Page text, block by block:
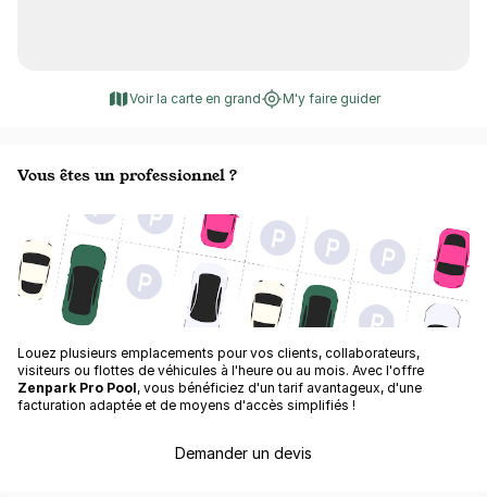
Voir la carte en grand M'y faire guider
Vous êtes un professionnel ?
Louez plusieurs emplacements pour vos clients, collaborateurs,
visiteurs ou flottes de véhicules à l'heure ou au mois. Avec l'offre
Zenpark Pro Pool, vous bénéficiez d'un tarif avantageux, d'une
facturation adaptée et de moyens d'accès simplifiés !
Demander un devis